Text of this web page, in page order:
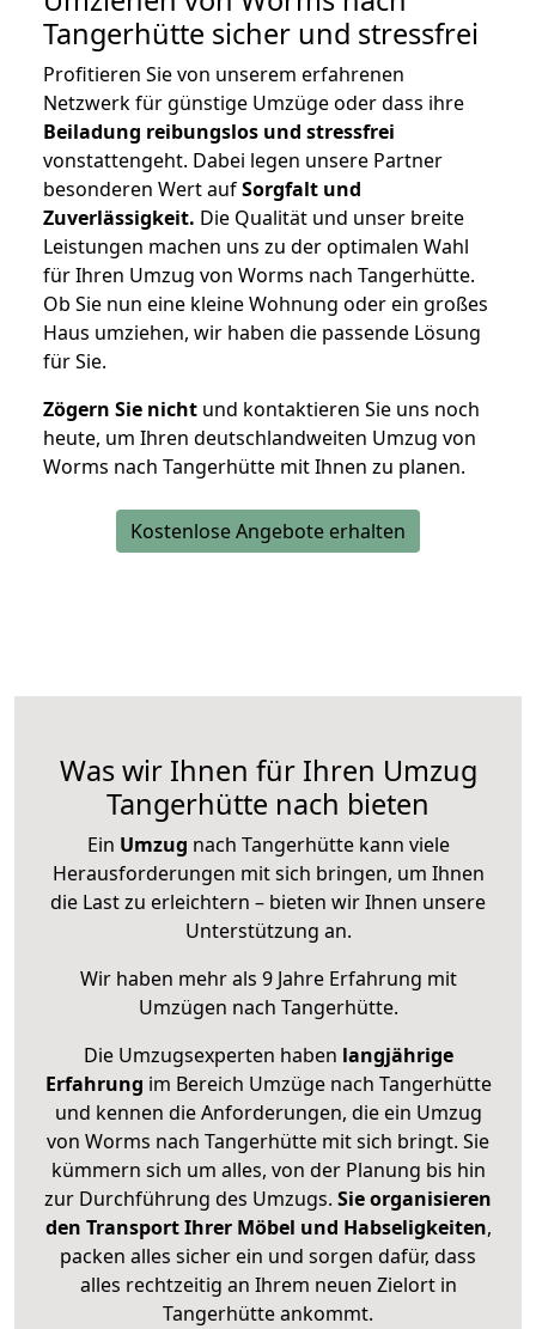
Tangerhütte sicher und stressfrei
Profitieren Sie von unserem erfahrenen
Netzwerk für günstige Umzüge oder dass ihre
Beiladung reibungslos und stressfrei
vonstattengeht. Dabei legen unsere Partner
besonderen Wert aufSorgfalt und
Zuverlässigkeit. Die Qualität und unser breite
Leistungen machen uns zu der optimalen Wahl
für Ihren Umzug von Worms nach Tangerhütte.
Ob Sie nun eine kleine Wohnung oder ein großes
Haus umziehen, wir haben die passende Lösung
für Sie.
Zögern Sie nicht und kontaktieren Sie uns noch
heute, um Ihren deutschlandweiten Umzug von
Worms nach Tangerhütte mit Ihnen zu planen.
Kostenlose Angebote erhalten
Was wir Ihnen für Ihren Umzug
Tangerhütte nach bieten
Ein Umzug nach Tangerhütte kann viele
Herausforderungen mit sich bringen, um Ihnen
die Last zu erleichtern – bieten wir Ihnen unsere
Unterstützung an.
Wir haben mehr als 9 Jahre Erfahrung mit
Umzügen nach Tangerhütte.
Die Umzugsexperten haben langjährige
Erfahrung im Bereich Umzüge nach Tangerhütte
und kennen die Anforderungen, die ein Umzug
von Worms nach Tangerhütte mit sich bringt. Sie
kümmern sich um alles, von der Planung bis hin
zur Durchführung des Umzugs. Sie organisieren
den Transport Ihrer Möbel und Habseligkeiten,
packen alles sicher ein und sorgen dafür, dass
alles rechtzeitig an Ihrem neuen Zielort in
Tangerhütte ankommt.